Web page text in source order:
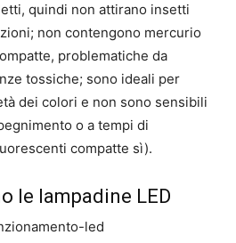
quindi non attirano insetti
non contengono mercurio
problematiche da
tossiche; sono ideali per
dei colori e non sono sensibili
o a tempi di
compatte sì).
le lampadine LED